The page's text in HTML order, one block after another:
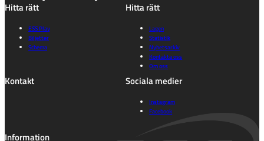
Hitta rätt
ESS Play
Biljetter
Schema
Hitta rätt
Lagen
Statistik
Nyhetsarkiv
Kontakta oss
Om oss
Kontakt Sociala medier
Instagram
Facebook
Information